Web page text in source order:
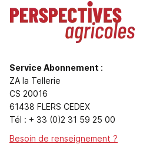
Service Abonnement :
ZA la Tellerie
CS 20016
61438 FLERS CEDEX
Tél : + 33 (0)2 31 59 25 00
Besoin de renseignement ?